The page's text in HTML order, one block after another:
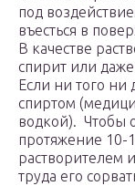
под
въесться в
В качестве
спирит или даже
Если ни того ни
спиртом
водкой). Чтобы
протяжение 10-
растворителем
труда его